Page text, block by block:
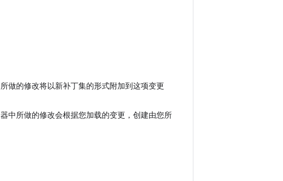
做的修改将以新补丁集的形式附加到这项变更
中所做的修改会根据您加载的变更，创建由您所